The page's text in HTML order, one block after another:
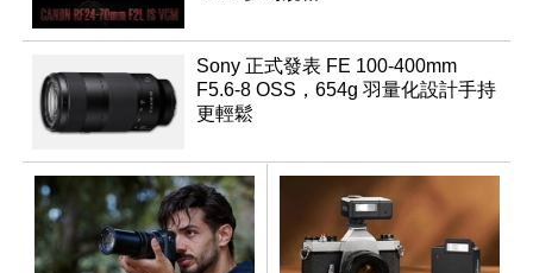
Sony 正式發表 FE 100-400mm
F5.6-8 OSS，654g 羽量化設計手持
更輕鬆